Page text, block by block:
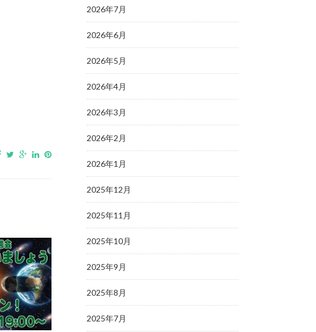
2026年7月
2026年6月
2026年5月
2026年4月
2026年3月
2026年2月
2026年1月
2025年12月
2025年11月
2025年10月
2025年9月
2025年8月
2025年7月